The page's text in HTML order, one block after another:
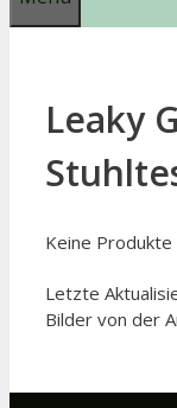
Leaky
Keine Produkte
Letzte
Bilder von der